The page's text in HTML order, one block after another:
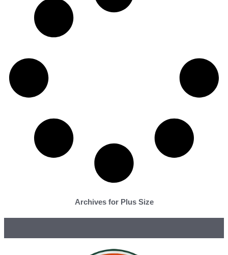
Archives for Plus Size